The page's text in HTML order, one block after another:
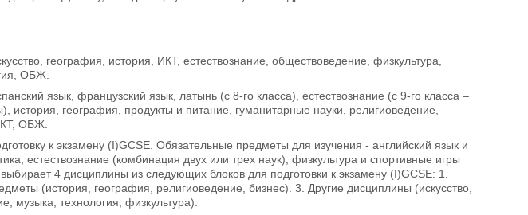
география, история, ИКТ, естествознание, обществоведение, физкультура,
ОБЖ.
язык, французский язык, латынь (с 8-го класса), естествознание (с 9-го класса –
география, продукты и питание, гуманитарные науки, религиоведение,
ОБЖ.
к экзамену (I)GCSE. Обязательные предметы для изучения - английский язык и
естествознание (комбинация двух или трех наук), физкультура и спортивные игры
4 дисциплины из следующих блоков для подготовки к экзамену (I)GCSE: 1.
(история, география, религиоведение, бизнес). 3. Другие дисциплины (искусство,
музыка, технология, физкультура).